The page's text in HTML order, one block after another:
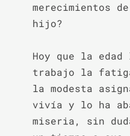
merecimientos
hijo?
Hoy que la
trabajo la
la modesta
vivía y lo ha
miseria, sin